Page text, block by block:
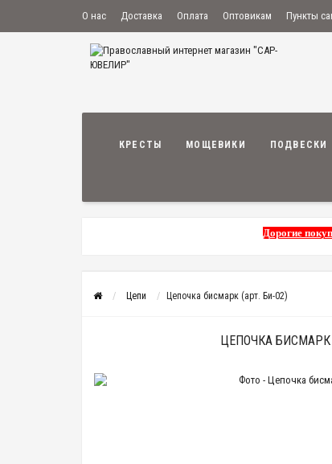
О нас Доставка Оплата Оптовикам Пункты
КРЕСТЫ МОЩЕВИКИ ПОДВЕСКИ
Дорогие
Цепи Цепочка бисмарк (арт. Би-02)
ЦЕПОЧКА БИСМАРК